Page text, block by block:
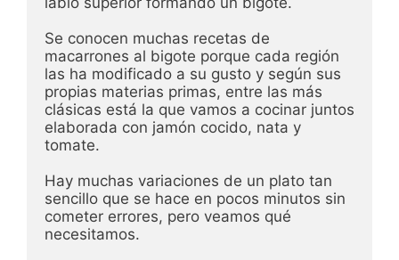
Se conocen muchas recetas de
macarrones al bigote porque cada región
las ha modificado a su gusto y según sus
propias materias primas, entre las más
clásicas está la que vamos a cocinar juntos
elaborada con jamón cocido, nata y
tomate.
Hay muchas variaciones de un plato tan
sencillo que se hace en pocos minutos sin
cometer errores, pero veamos qué
necesitamos.